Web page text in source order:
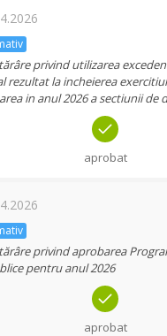
privind utilizarea
rezultat la incheierea
in anul 2026 a sectiunii de
aprobat
privind aprobarea
pentru anul 2026
aprobat